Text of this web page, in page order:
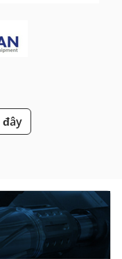
đây